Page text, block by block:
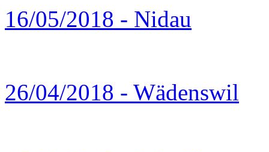
16/05/2018 - Nidau
26/04/2018 - Wädenswil